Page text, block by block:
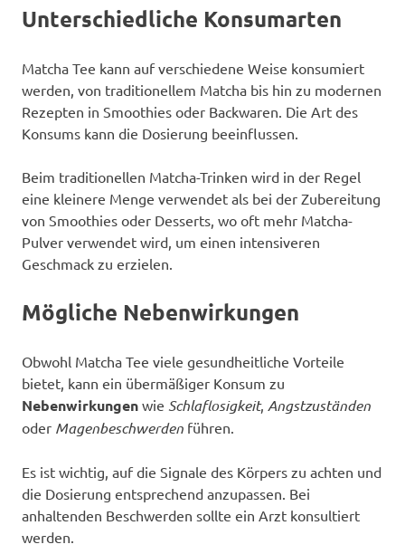
Unterschiedliche Konsumarten
Matcha Tee kann auf verschiedene Weise konsumiert
werden, von traditionellem Matcha bis hin zu modernen
Rezepten in Smoothies oder Backwaren. Die Art des
Konsums kann die Dosierung beeinflussen.
Beim traditionellen Matcha-Trinken wird in der Regel
eine kleinere Menge verwendet als bei der Zubereitung
von Smoothies oder Desserts, wo oft mehr Matcha-
Pulver verwendet wird, um einen intensiveren
Geschmack zu erzielen.
Mögliche Nebenwirkungen
Obwohl Matcha Tee viele gesundheitliche Vorteile
bietet, kann ein übermäßiger Konsum zu
Nebenwirkungen wie Schlaflosigkeit, Angstzuständen
oder Magenbeschwerden führen.
Es ist wichtig, auf die Signale des Körpers zu achten und
die Dosierung entsprechend anzupassen. Bei
anhaltenden Beschwerden sollte ein Arzt konsultiert
werden.